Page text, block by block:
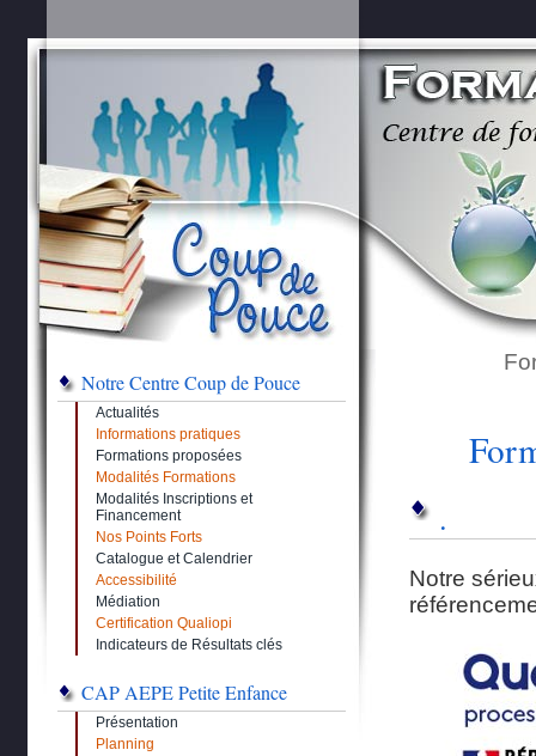
.
Notre
Notre Centre Coup de Pouce
Actualités
Informations pratiques
Formations proposées
Modalités Formations
Modalités Inscriptions et
Financement
Nos Points Forts
Catalogue et Calendrier
Accessibilité
Médiation
Certification Qualiopi
Indicateurs de Résultats clés
CAP AEPE Petite Enfance
Présentation
Planning